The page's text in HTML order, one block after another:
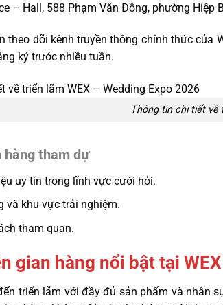
– Hall, 588 Phạm Văn Đồng, phường Hiệp
theo dõi kênh truyền thông chính thức
ký trước nhiều tuần.
Thông tin chi tiết về
hàng tham dự
uy tín trong lĩnh vực cưới hỏi.
và khu vực trải nghiệm.
tham quan.
gian hàng nổi bật tại
triển lãm với đầy đủ sản phẩm và nhân